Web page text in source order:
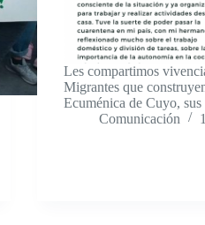
Les compartimos
Migrantes que
Ecuménica de Cuyo,
Comunicación